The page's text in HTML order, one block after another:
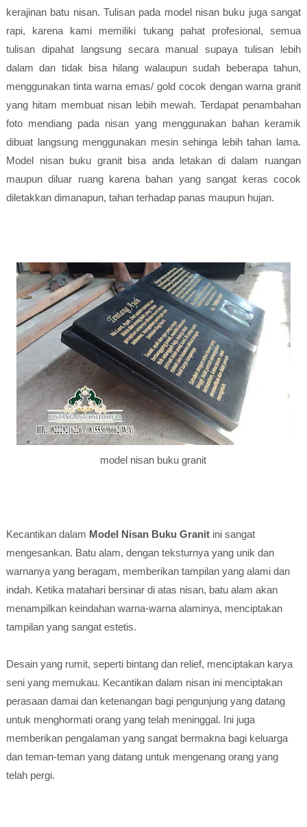
kerajinan batu nisan. Tulisan pada model nisan buku juga sangat
rapi, karena kami memiliki tukang pahat profesional, semua
tulisan dipahat langsung secara manual supaya tulisan lebih
dalam dan tidak bisa hilang walaupun sudah beberapa tahun,
menggunakan tinta warna emas/ gold cocok dengan warna granit
yang hitam membuat nisan lebih mewah. Terdapat penambahan
foto mendiang pada nisan yang menggunakan bahan keramik
dibuat langsung menggunakan mesin sehinga lebih tahan lama.
Model nisan buku granit bisa anda letakan di dalam ruangan
maupun diluar ruang karena bahan yang sangat keras cocok
diletakkan dimanapun, tahan terhadap panas maupun hujan.
model nisan buku granit
Kecantikan dalam Model Nisan Buku Granit ini sangat
mengesankan. Batu alam, dengan teksturnya yang unik dan
warnanya yang beragam, memberikan tampilan yang alami dan
indah. Ketika matahari bersinar di atas nisan, batu alam akan
menampilkan keindahan warna-warna alaminya, menciptakan
tampilan yang sangat estetis.
Desain yang rumit, seperti bintang dan relief, menciptakan karya
seni yang memukau. Kecantikan dalam nisan ini menciptakan
perasaan damai dan ketenangan bagi pengunjung yang datang
untuk menghormati orang yang telah meninggal. Ini juga
memberikan pengalaman yang sangat bermakna bagi keluarga
dan teman-teman yang datang untuk mengenang orang yang
telah pergi.